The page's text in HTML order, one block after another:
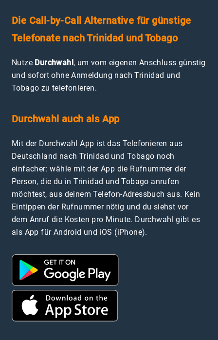
Die Call-by-Call Alternative für günstige
Telefonate nach Trinidad und Tobago
Nutze Durchwahl, um vom eigenen Anschluss günstig
und sofort ohne Anmeldung nach Trinidad und
Tobago zu telefonieren.
Durchwahl auch als App
Mit der Durchwahl App ist das Telefonieren aus
Deutschland nach Trinidad und Tobago noch
einfacher: wähle mit der App die Rufnummer der
Person, die du in Trinidad und Tobago anrufen
möchtest, aus deinem Telefon-Adressbuch aus. Kein
Eintippen der Rufnummer nötig und du siehst vor
dem Anruf die Kosten pro Minute. Durchwahl gibt es
als App für Android und iOS (iPhone).